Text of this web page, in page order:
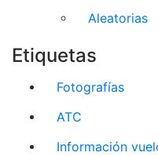
Aleatorias
Etiquetas
Fotografías
ATC
Información